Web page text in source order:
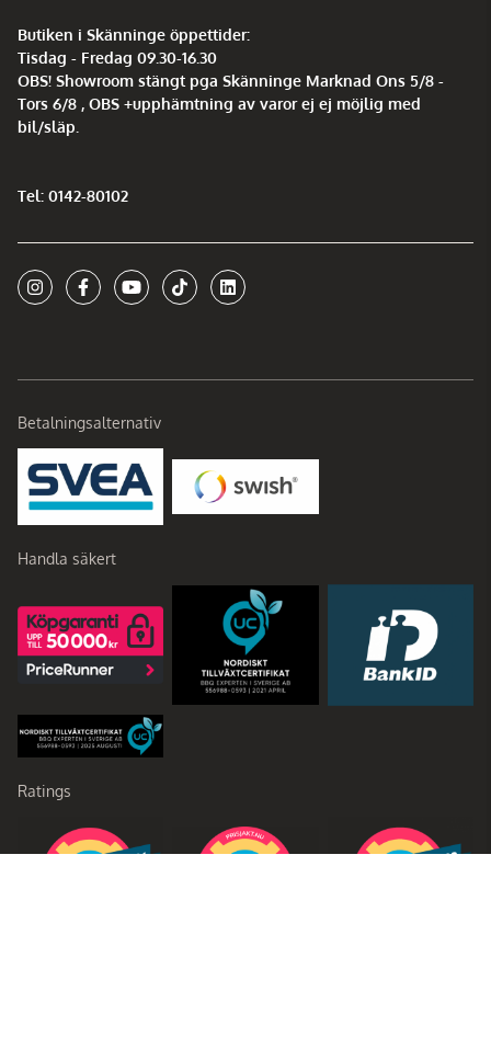
Butiken i Skänninge öppettider:
Tisdag - Fredag 09.30-16.30
OBS! Showroom stängt pga Skänninge Marknad Ons 5/8 -
Tors 6/8 , OBS +upphämtning av varor ej ej möjlig med
bil/släp.
Tel: 0142-80102
Betalningsalternativ
Handla säkert
Ratings